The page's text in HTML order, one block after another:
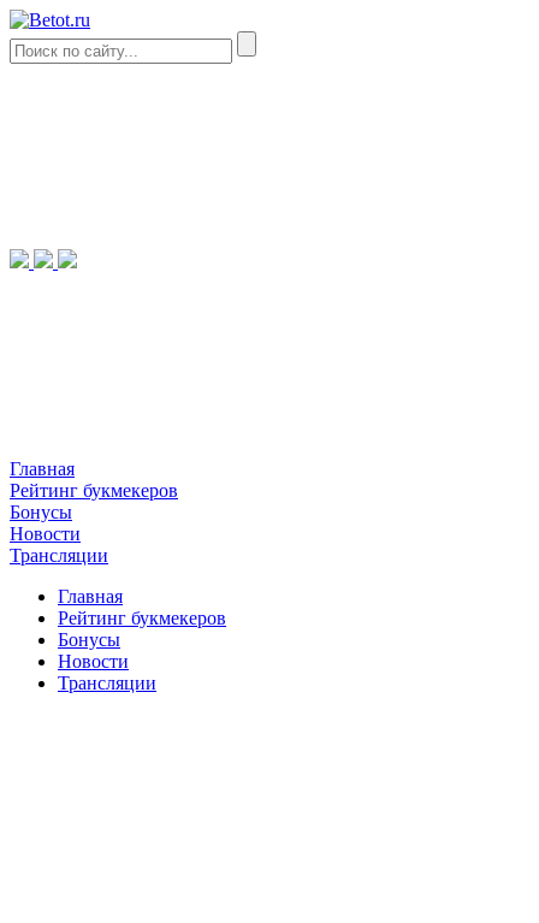
Главная
Рейтинг букмекеров
Бонусы
Новости
Трансляции
Главная
Рейтинг букмекеров
Бонусы
Новости
Трансляции